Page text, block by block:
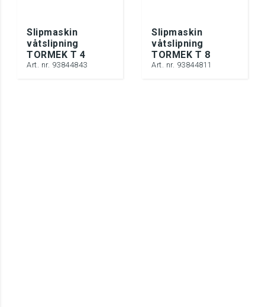
Slipmaskin
våtslipning
TORMEK T 4
Art. nr. 93844843
Slipmaskin
våtslipning
TORMEK T 8
Art. nr. 93844811